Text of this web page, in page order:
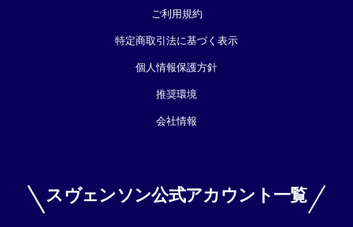
ご利用規約
特定商取引法に基づく表示
個人情報保護方針
推奨環境
会社情報
スヴェンソン公式アカウント一覧